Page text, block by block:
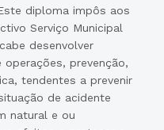
diploma impôs aos
Serviço Municipal
desenvolver
prevenção,
tendentes a prevenir
de acidente
natural e ou